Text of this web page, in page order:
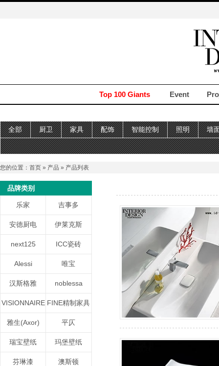
Top 100 Giants Event
全部 厨卫 家具 配饰 智能控制 照明 墙
您的位置： 首页 » 产品 » 产品列表
品牌类别
乐家 吉事多
安德厨电 伊莱克斯
next125 ICC瓷砖
Alessi 唯宝
汉斯格雅 noblessa
VISIONNAIRE FINE精制家具
雅生(Axor) 平仄
瑞宝壁纸 玛堡壁纸
芬琳漆 澳斯顿